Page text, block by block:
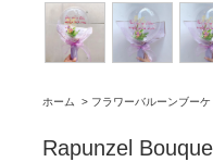
ホーム > フラワーバルーンブーケ
Rapunzel